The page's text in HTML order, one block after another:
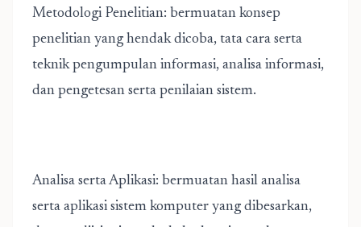
Metodologi Penelitian: bermuatan konsep
penelitian yang hendak dicoba, tata cara serta
teknik pengumpulan informasi, analisa informasi,
dan pengetesan serta penilaian sistem.
Analisa serta Aplikasi: bermuatan hasil analisa
serta aplikasi sistem komputer yang dibesarkan,